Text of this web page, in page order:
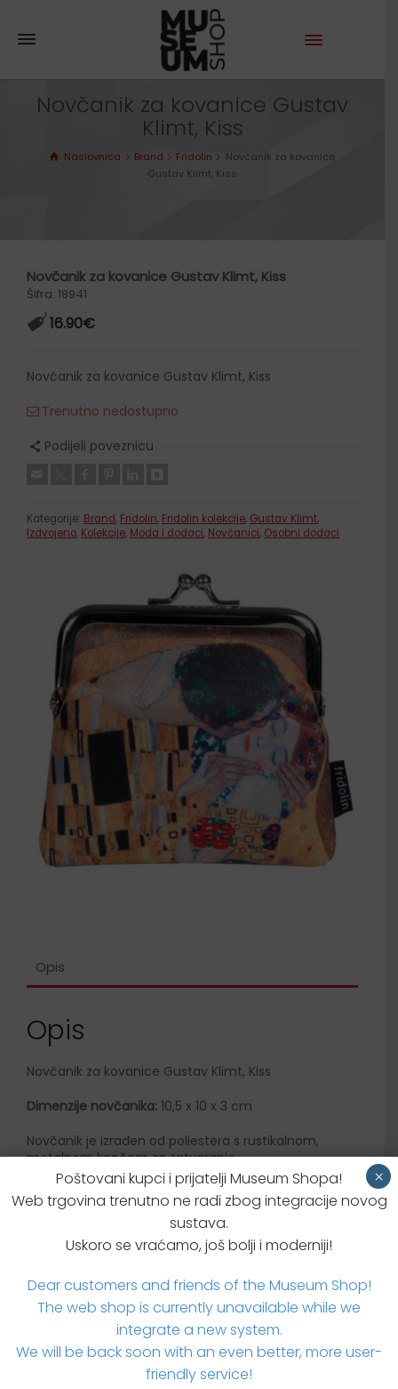
Novčanik za kovanice Gustav
Klimt, Kiss
Naslovnica Brand Fridolin
Novčanik za kovanice
Gustav Klimt, Kiss
Novčanik za kovanice Gustav Klimt, Kiss
Šifra: 18941
16.90€
Novčanik za kovanice Gustav Klimt, Kiss
Trenutno nedostupno
Podijeli poveznicu
Kategorije: Brand, Fridolin, Fridolin kolekcije, Gustav Klimt,
Izdvojeno, Kolekcije, Moda i dodaci, Novčanici, Osobni dodaci
Opis
Opis
Novčanik za kovanice Gustav Klimt, Kiss
Dimenzije novčanika: 10,5 x 10 x 3 cm
Novčanik je izrađen od poliestera s rustikalnom,
metalnom kopčom za zatvaranje.
Dodatne informacije
Brzi upit za proizvodom
Poštovani kupci i prijatelji Museum Shopa!
Web trgovina trenutno ne radi zbog integracije novog
sustava.
Uskoro se vraćamo, još bolji i moderniji!
Dear customers and friends of the Museum Shop!
The web shop is currently unavailable while we
integrate a new system.
We will be back soon with an even better, more user-
friendly service!
×